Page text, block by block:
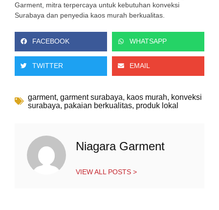
Garment, mitra terpercaya untuk kebutuhan konveksi
Surabaya dan penyedia kaos murah berkualitas.
FACEBOOK WHATSAPP
TWITTER EMAIL
garment, garment surabaya, kaos murah, konveksi
surabaya, pakaian berkualitas, produk lokal
Niagara Garment
VIEW ALL POSTS >